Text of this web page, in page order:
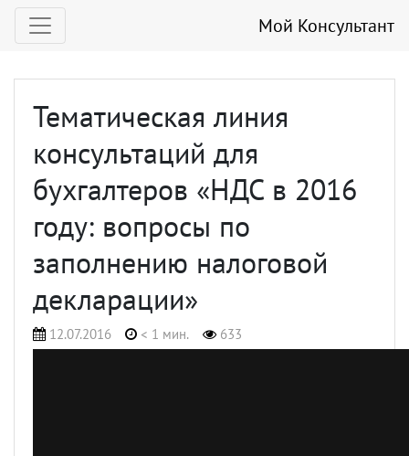
Мой Консультант
Тематическая линия
консультаций для
бухгалтеров «НДС в 2016
году: вопросы по
заполнению налоговой
декларации»
12.07.2016 < 1 мин. 633